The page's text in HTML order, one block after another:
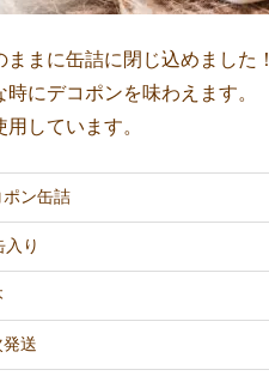
まに缶詰に閉じ込めました！
にデコポンを味わえます。
しています。
ポン缶詰
入り
発送